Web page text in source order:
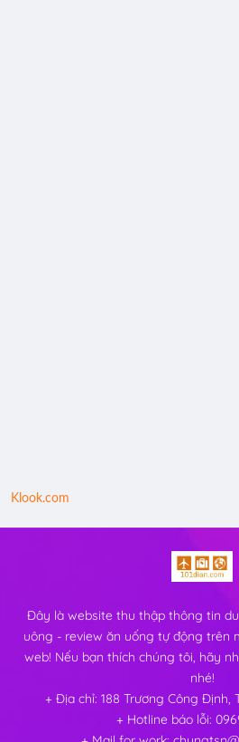
Klook.com
Đây là website thu thập thông tin
uông - review ăn uống tự động trên
web! Nếu bạn thích chúng tôi, hãy
nhé!
+ Địa chỉ: 188 Trương Công Định,
+ Hotline báo lỗi: